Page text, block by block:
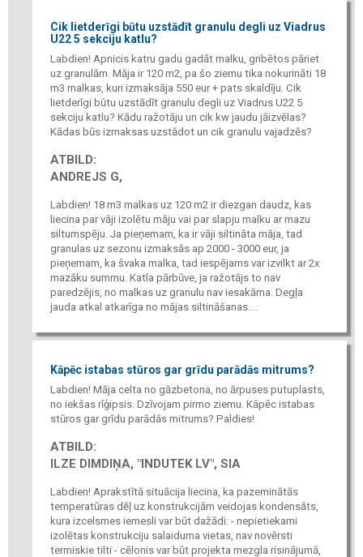
Cik lietderīgi būtu uzstādīt granulu degli uz Viadrus
U22 5 sekciju katlu?
Labdien! Apnicis katru gadu gadāt malku, gribētos pāriet
uz granulām. Māja ir 120 m2, pa šo ziemu tika nokurināti 18
m3 malkas, kuri izmaksāja 550 eur + pats skaldīju. Cik
lietderīgi būtu uzstādīt granulu degli uz Viadrus U22 5
sekciju katlu? Kādu ražotāju un cik kw jaudu jāizvēlas?
Kādas būs izmaksas uzstādot un cik granulu vajadzēs?
ATBILD:
ANDREJS G,
Labdien! 18 m3 malkas uz 120 m2 ir diezgan daudz, kas
liecina par vāji izolētu māju vai par slapju malku ar mazu
siltumspēju. Ja pieņemam, ka ir vāji siltināta māja, tad
granulas uz sezonu izmaksās ap 2000 - 3000 eur, ja
pieņemam, ka švaka malka, tad iespējams var izvilkt ar 2x
mazāku summu. Katla pārbūve, ja ražotājs to nav
paredzējis, no malkas uz granulu nav iesakāma. Degļa
jauda atkal atkarīga no mājas siltināšanas....
Kāpēc istabas stūros gar grīdu parādās mitrums?
Labdien! Māja celta no gāzbetona, no ārpuses putuplasts,
no iekšas rīģipsis. Dzīvojam pirmo ziemu. Kāpēc istabas
stūros gar grīdu parādās mitrums? Paldies!
ATBILD:
ILZE DIMDIŅA, "INDUTEK LV", SIA
Labdien! Aprakstītā situācija liecina, ka pazeminātās
temperatūras dēļ uz konstrukcijām veidojas kondensāts,
kura izcelsmes iemesli var būt dažādi: - nepietiekami
izolētas konstrukciju salaiduma vietas, nav novērsti
termiskie tilti - cēlonis var būt projekta mezgla risinājumā,